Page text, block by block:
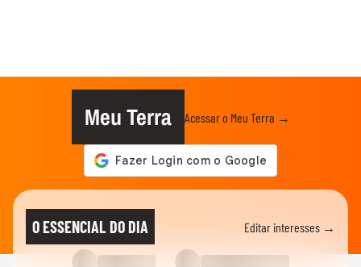
Meu Terra Acessar o Meu Terra →
O ESSENCIAL DO DIA Editar interesses →